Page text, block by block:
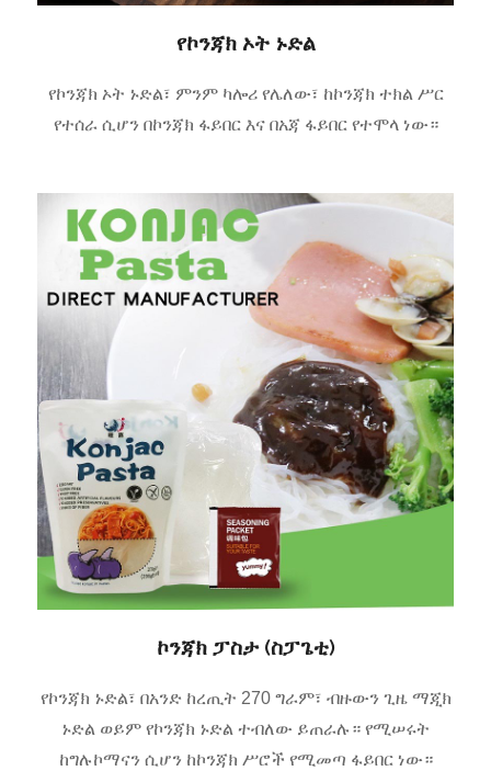
የኮንጃክ ኦት ኑድል
የኮንጃክ ኦት ኑድል፣ ምንም ካሎሪ የሌለው፣ ከኮንጃክ ተክል ሥር
የተሰራ ሲሆን በኮንጃክ ፋይበር እና በአጃ ፋይበር የተሞላ ነው።
ኮንጃክ ፓስታ (ስፓጌቲ)
የኮንጃክ ኑድል፣ በአንድ ከረጢት 270 ግራም፣ ብዙውን ጊዜ ማጂክ
ኑድል ወይም የኮንጃክ ኑድል ተብለው ይጠራሉ። የሚሠሩት
ከግሉኮማናን ሲሆን ከኮንጃክ ሥሮች የሚመጣ ፋይበር ነው።